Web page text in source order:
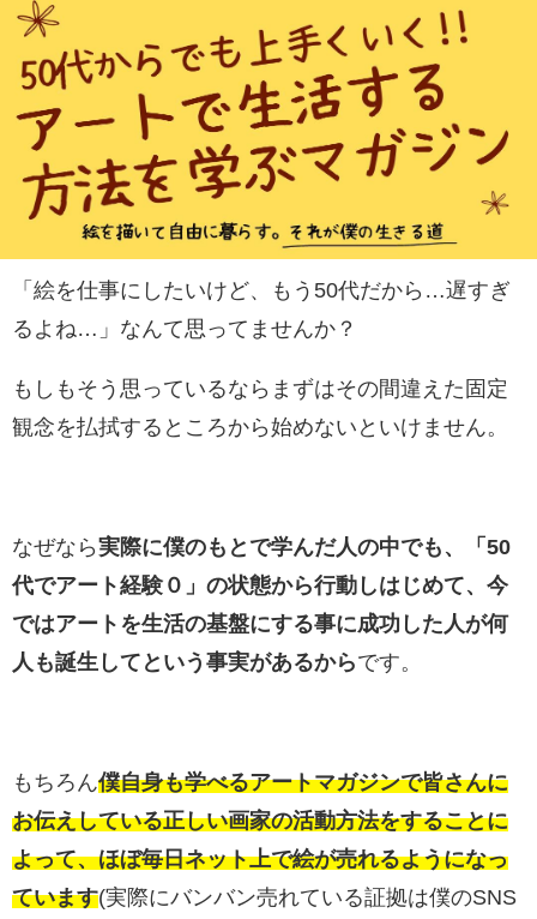
「絵を仕事にしたいけど、もう50代だから…遅すぎ
るよね…」なんて思ってませんか？
もしもそう思っているならまずはその間違えた固定
観念を払拭するところから始めないといけません。
なぜなら実際に僕のもとで学んだ人の中でも、「50
代でアート経験０」の状態から行動しはじめて、今
ではアートを生活の基盤にする事に成功した人が何
人も誕生してという事実があるからです。
もちろん僕自身も学べるアートマガジンで皆さんに
お伝えしている正しい画家の活動方法をすることに
よって、ほぼ毎日ネット上で絵が売れるようになっ
ています(実際にバンバン売れている証拠は僕のSNS